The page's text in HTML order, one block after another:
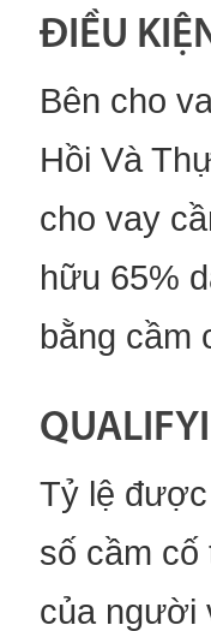
ĐIỀU
Bên cho
Hồi Và
cho vay
hữu 65%
bằng cầm
Tỷ lệ
số cầm
của người